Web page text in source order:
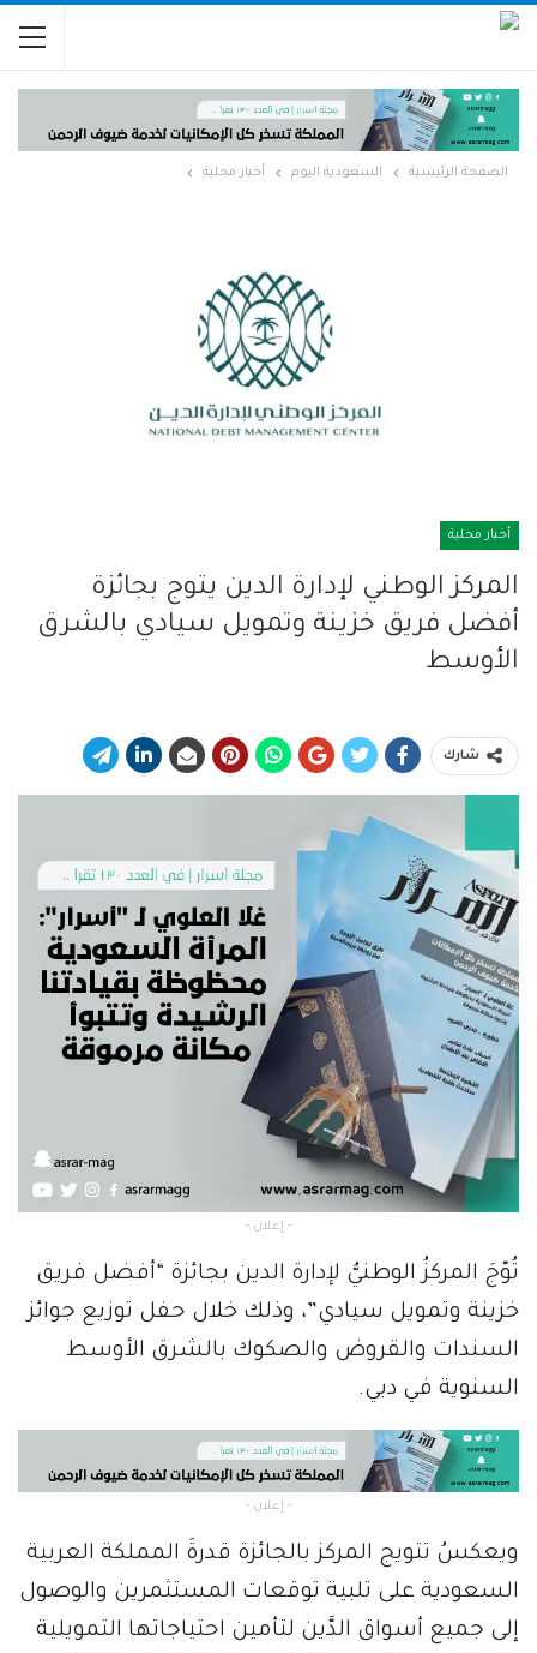
الصفحة الرئيسية السعودية اليوم أخبار محلية
أخبار محلية
المركز الوطني لإدارة الدين يتوج بجائزة
أفضل فريق خزينة وتمويل سيادي بالشرق
الأوسط
شارك
- إعلان -
تُوّجَ المركزُ الوطنيُّ لإدارة الدين بجائزة “أفضل فريق
خزينة وتمويل سيادي”، وذلك خلال حفل توزيع جوائز
السندات والقروض والصكوك بالشرق الأوسط
السنوية في دبي.
- إعلان -
ويعكسُ تتويج المركز بالجائزة قدرةَ المملكة العربية
السعودية على تلبية توقعات المستثمرين والوصول
إلى جميع أسواق الدَّين لتأمين احتياجاتها التمويلية